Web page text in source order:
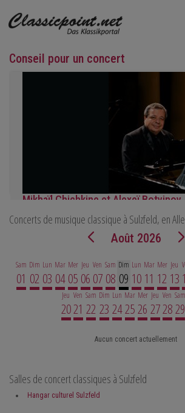
Conseil pour un concert
Mikhaïl Chichkine et Alexeï Botvinov
Mikhail Shishkin - Lecture, discussion et
Dimanche 16 août 2026, 10h30, Hôtel
Concerts de musique classique à Sulzfeld, en
Août 2026
Sam
01
Dim
02
Lun
03
Mar
04
Mer
05
Jeu
06
Ven
07
Sam
08
Dim
09
Lun
10
Mar
11
Mer
12
Jeu
13
Jeu
20
Ven
21
Sam
22
Dim
23
Lun
24
Mar
25
Mer
26
Jeu
27
Ven
28
Sam
29
Aucun concert actuellement
Salles de concert classiques à Sulzfeld
Hangar culturel Sulzfeld